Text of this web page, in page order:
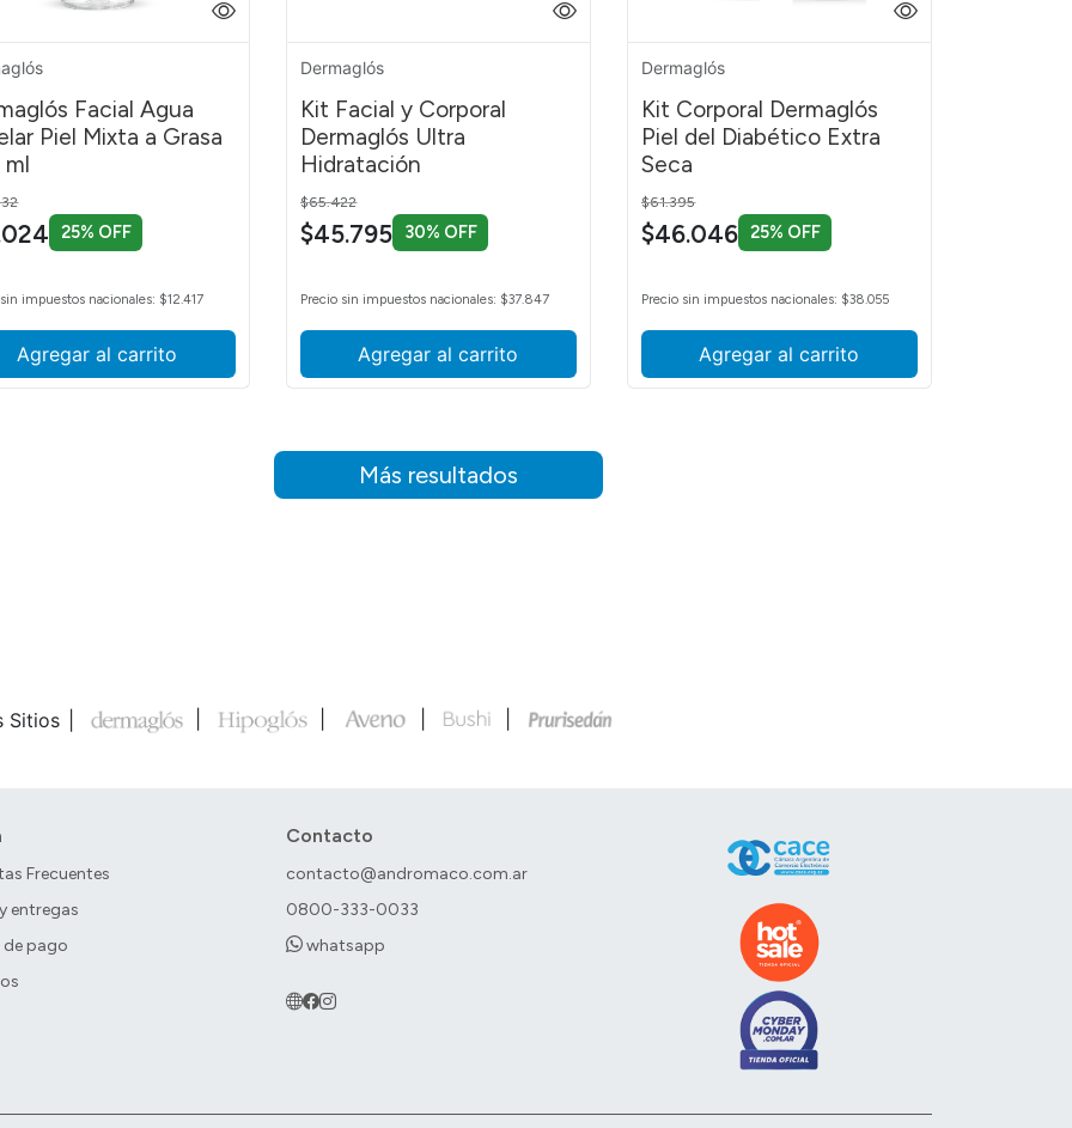
Individual
Kit
Facial Agua
Piel Mixta a Grasa
from
to
25% OFF
impuestos nacionales: $12.417
Agregar al carrito
Dermaglós
Kit Facial y Corporal
Dermaglós Ultra
Hidratación
Price reduced from
$65.422to
$45.795 30% OFF
Precio sin impuestos nacionales: $37.847
Agregar al carrito
Dermaglós
Kit Corporal Dermaglós
Piel del Diabético Extra
Seca
Price reduced from
$61.395to
$46.046 25% OFF
Precio sin impuestos nacionales: $38.055
Agregar al carrito
Más resultados
Sitios
Frecuentes
entregas
de pago
Contacto
contacto@andromaco.com.ar
0800-333-0033
whatsapp